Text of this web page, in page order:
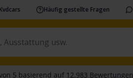
Häufig gestellte Fragen